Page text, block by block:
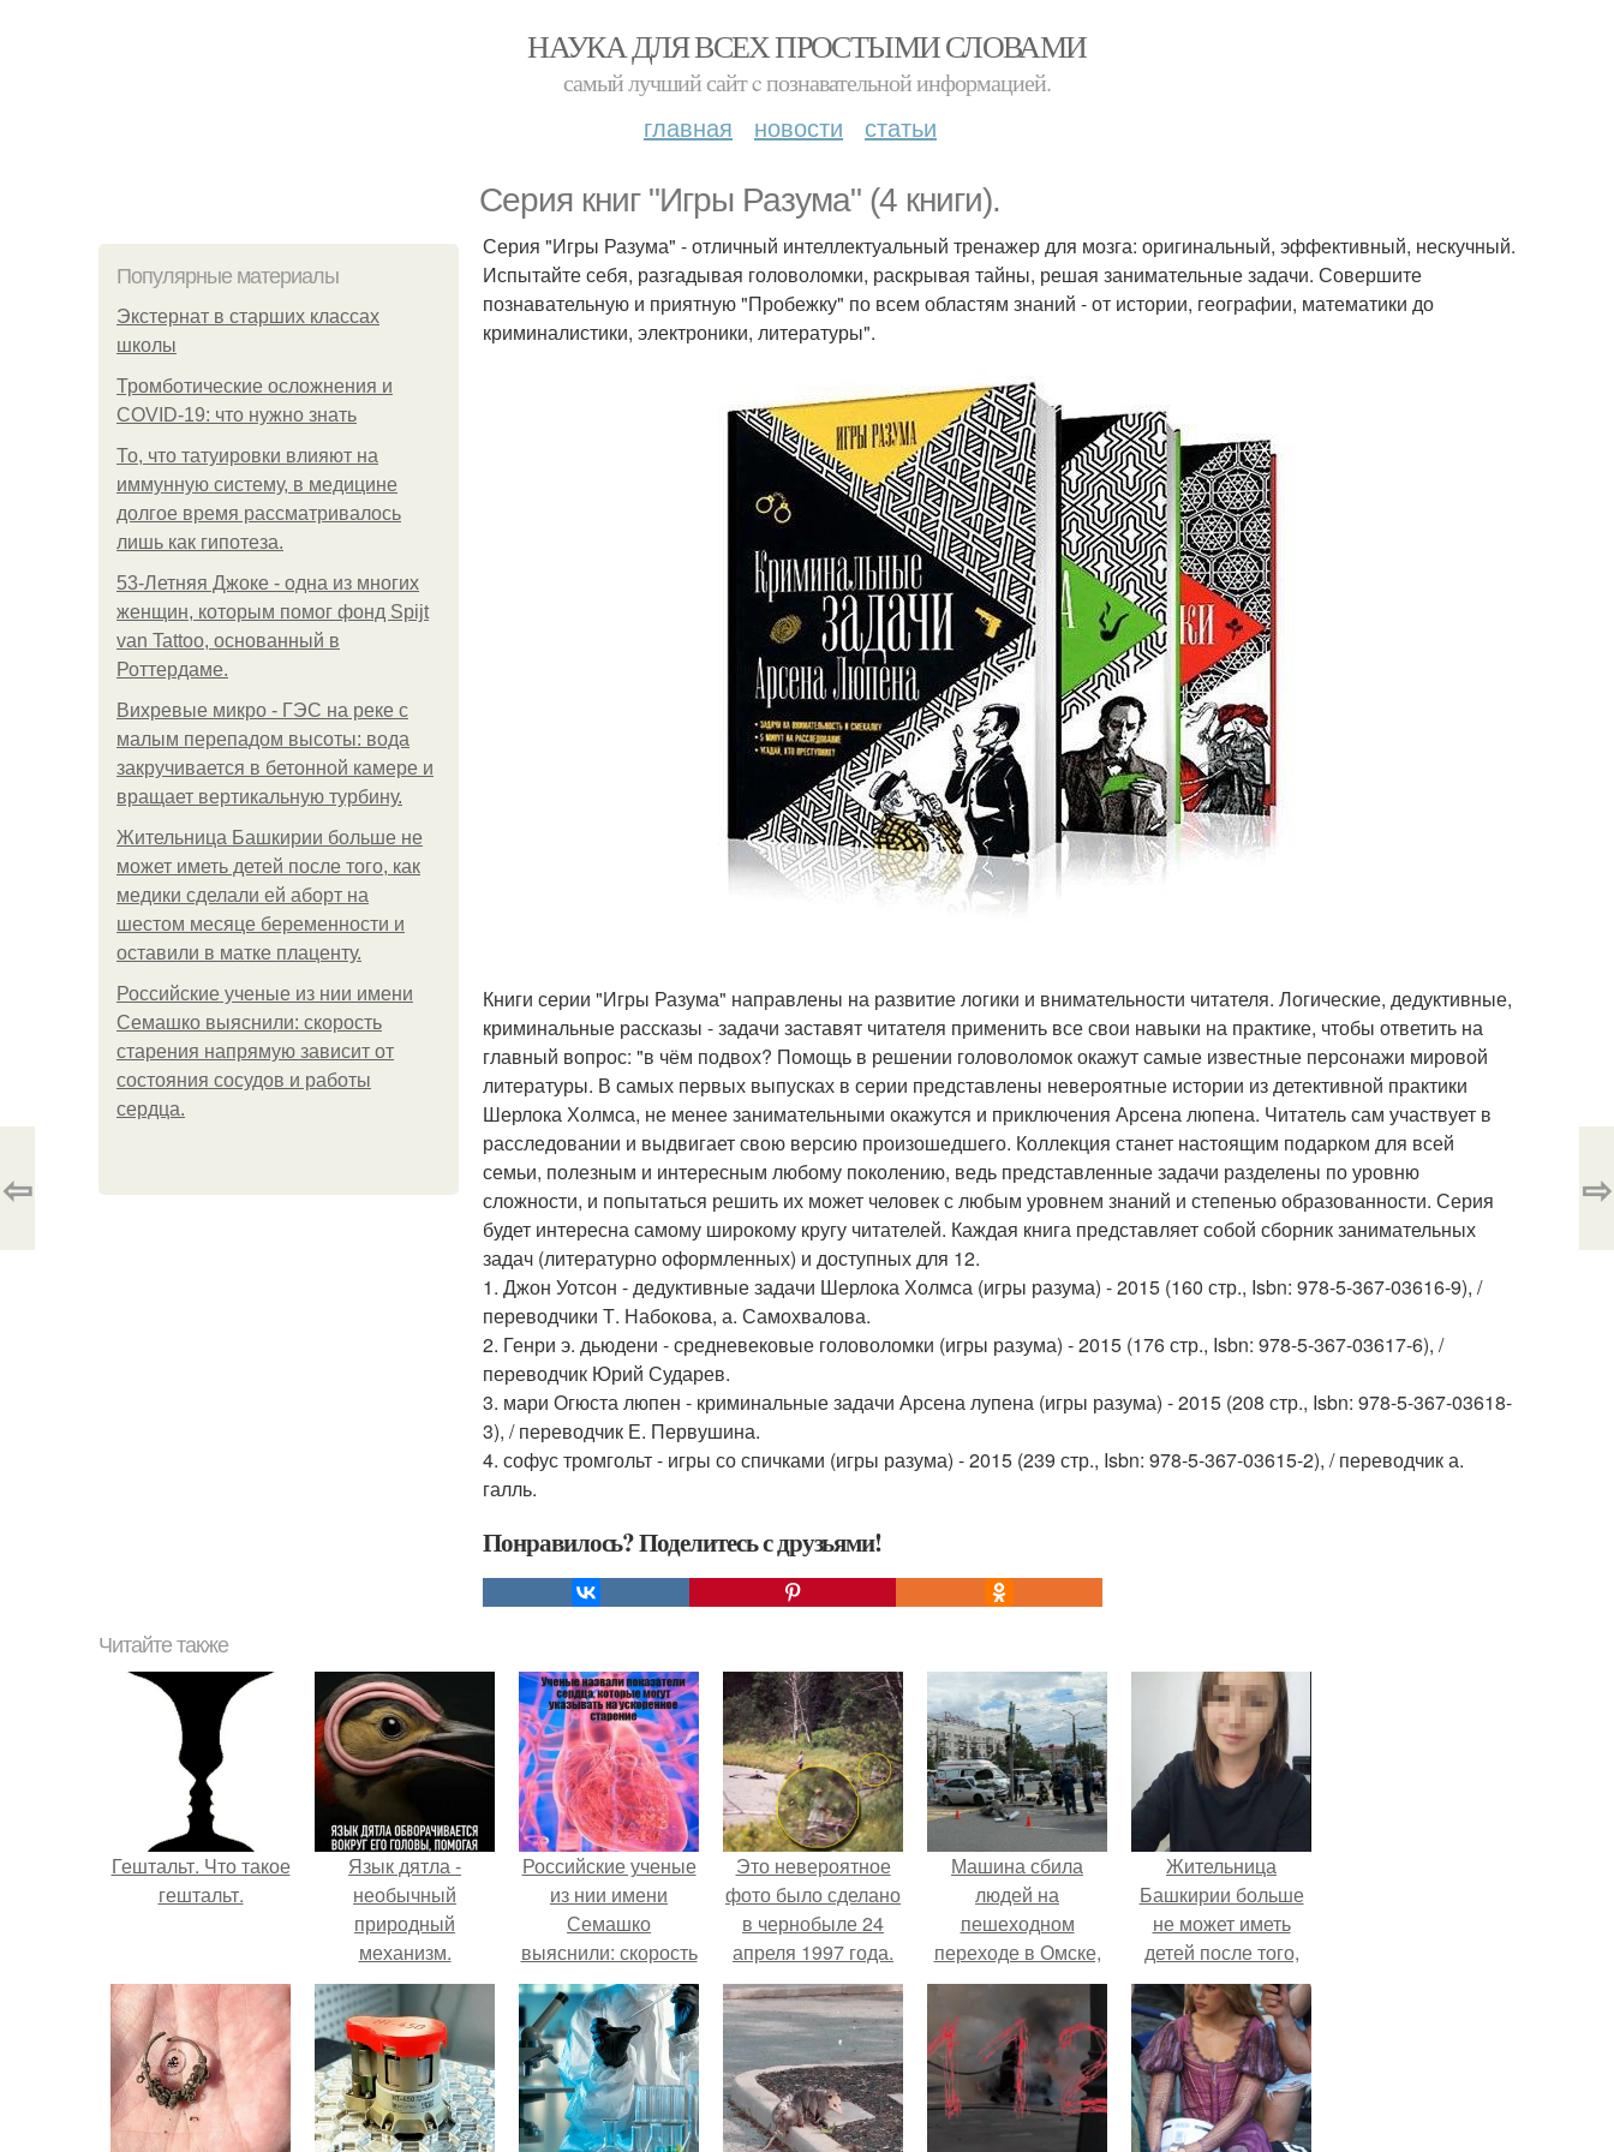
НАУКА ДЛЯ ВСЕХ ПРОСТЫМИ СЛОВАМИ
самый лучший сайт c познавательной информацией.
главная новости статьи
Серия книг "Игры Разума" (4 книги).
Популярные материалы
Экстернат в старших классах
школы
Тромботические осложнения и
COVID-19: что нужно знать
То, что татуировки влияют на
иммунную систему, в медицине
долгое время рассматривалось
лишь как гипотеза.
53-Летняя Джоке - одна из многих
женщин, которым помог фонд Spijt
van Tattoo, основанный в
Роттердаме.
Вихревые микро - ГЭС на реке с
малым перепадом высоты: вода
закручивается в бетонной камере и
вращает вертикальную турбину.
Жительница Башкирии больше не
может иметь детей после того, как
медики сделали ей аборт на
шестом месяце беременности и
оставили в матке плаценту.
Российские ученые из нии имени
Семашко выяснили: скорость
старения напрямую зависит от
состояния сосудов и работы
сердца.
Серия "Игры Разума" - отличный интеллектуальный тренажер для мозга: оригинальный, эффективный, нескучный.
Испытайте себя, разгадывая головоломки, раскрывая тайны, решая занимательные задачи. Совершите
познавательную и приятную "Пробежку" по всем областям знаний - от истории, географии, математики до
криминалистики, электроники, литературы".
Книги серии "Игры Разума" направлены на развитие логики и внимательности читателя. Логические, дедуктивные,
криминальные рассказы - задачи заставят читателя применить все свои навыки на практике, чтобы ответить на
главный вопрос: "в чём подвох? Помощь в решении головоломок окажут самые известные персонажи мировой
литературы. В самых первых выпусках в серии представлены невероятные истории из детективной практики
Шерлока Холмса, не менее занимательными окажутся и приключения Арсена люпена. Читатель сам участвует в
расследовании и выдвигает свою версию произошедшего. Коллекция станет настоящим подарком для всей
семьи, полезным и интересным любому поколению, ведь представленные задачи разделены по уровню
сложности, и попытаться решить их может человек с любым уровнем знаний и степенью образованности. Серия
будет интересна самому широкому кругу читателей. Каждая книга представляет собой сборник занимательных
задач (литературно оформленных) и доступных для 12.
1. Джон Уотсон - дедуктивные задачи Шерлока Холмса (игры разума) - 2015 (160 стр., Isbn: 978-5-367-03616-9), /
переводчики Т. Набокова, а. Самохвалова.
2. Генри э. дьюдени - средневековые головоломки (игры разума) - 2015 (176 стр., Isbn: 978-5-367-03617-6), /
переводчик Юрий Сударев.
3. мари Огюста люпен - криминальные задачи Арсена лупена (игры разума) - 2015 (208 стр., Isbn: 978-5-367-03618-
3), / переводчик Е. Первушина.
4. софус тромгольт - игры со спичками (игры разума) - 2015 (239 стр., Isbn: 978-5-367-03615-2), / переводчик а.
галль.
Понравилось? Поделитесь с друзьями!
⇦ ⇨
Читайте также
Гештальт. Что такое
гештальт.
Язык дятла -
необычный
природный
механизм.
Российские ученые
из нии имени
Семашко
выяснили: скорость
старения напрямую
зависит от
состояния сосудов
и работы сердца.
Это невероятное
фото было сделано
в чернобыле 24
апреля 1997 года.
Машина сбила
людей на
пешеходном
переходе в Омске,
пострадали 8
человек.
Жительница
Башкирии больше
не может иметь
детей после того,
как медики сделали
ей аборт на шестом
месяце
беременности и
оставили в матке
плаценту.